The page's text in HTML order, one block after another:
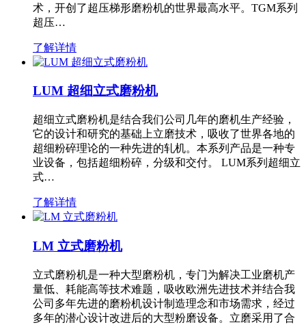
术，开创了超压梯形磨粉机的世界最高水平。TGM系列
超压…
了解详情
LUM 超细立式磨粉机
超细立式磨粉机是结合我们公司几年的磨机生产经验，
它的设计和研究的基础上立磨技术，吸收了世界各地的
超细粉碎理论的一种先进的轧机。本系列产品是一种专
业设备，包括超细粉碎，分级和交付。 LUM系列超细立
式…
了解详情
LM 立式磨粉机
立式磨粉机是一种大型磨粉机，专门为解决工业磨机产
量低、耗能高等技术难题，吸收欧洲先进技术并结合我
公司多年先进的磨粉机设计制造理念和市场需求，经过
多年的潜心设计改进后的大型粉磨设备。立磨采用了合